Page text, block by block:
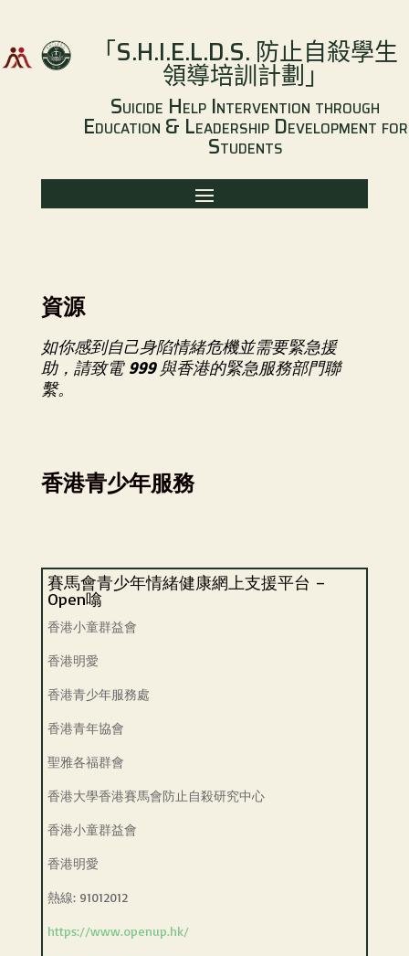
「S.H.I.E.L.D.S. 防止自殺學生
領導培訓計劃」
Suicide Help Intervention through
Education & Leadership Development for
Students
資源
如你感到自己身陷情緒危機並需要緊急援
助，請致電 999與香港的緊急服務部門聯
繫。
香港青少年服務
賽馬會青少年情緒健康網上支援平台 –
Open噏
香港小童群益會
香港明愛
香港青少年服務處
香港青年協會
聖雅各福群會
香港大學香港賽馬會防止自殺研究中心
香港小童群益會
香港明愛
熱線: 91012012
https://www.openup.hk/